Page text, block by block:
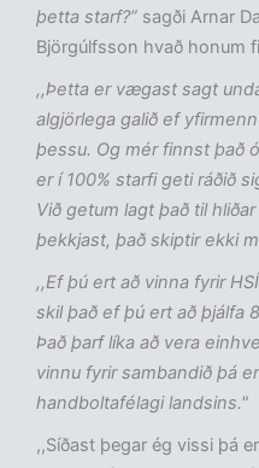
þetta starf?” sagði Arnar
Björgúlfsson hvað honum
,,Þetta er vægast sagt
algjörlega galið ef
þessu. Og mér finnst það
er í 100% starfi geti ráðið
Við getum lagt það til
þekkjast, það skiptir ekki
,,Ef þú ert að vinna fyrir
skil það ef þú ert að þjálfa
Það þarf líka að vera
vinnu fyrir sambandið þá
handboltafélagi landsins."
,,Síðast þegar ég vissi þá